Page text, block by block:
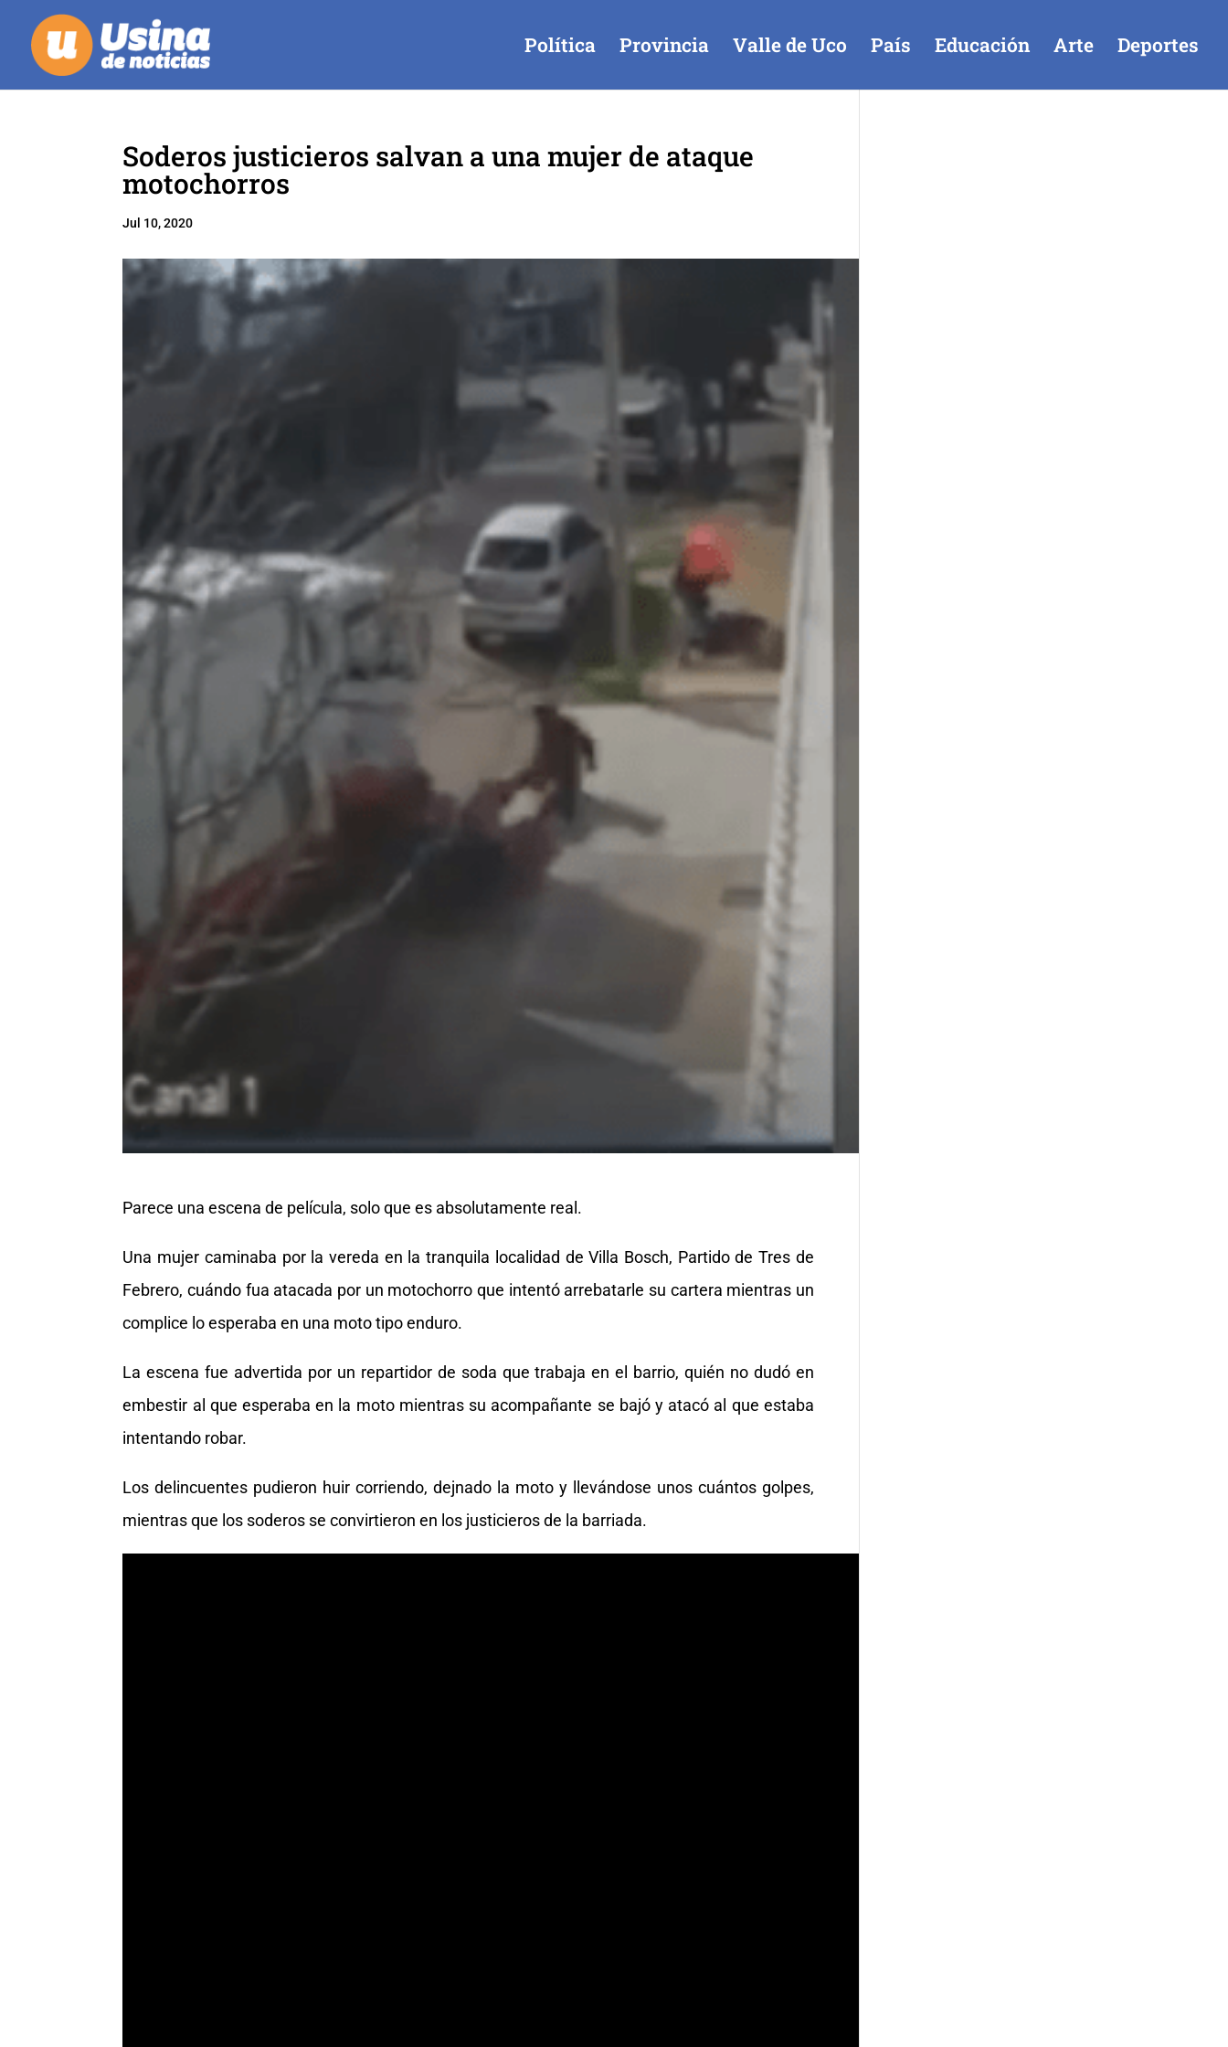
Política Provincia Valle de Uco País Educación Arte Deportes
Soderos justicieros salvan a una mujer de ataque
motochorros
Jul 10, 2020
Parece una escena de película, solo que es absolutamente real.
Una mujer caminaba por la vereda en la tranquila localidad de Villa Bosch, Partido de Tres de
Febrero, cuándo fua atacada por un motochorro que intentó arrebatarle su cartera mientras un
complice lo esperaba en una moto tipo enduro.
La escena fue advertida por un repartidor de soda que trabaja en el barrio, quién no dudó en
embestir al que esperaba en la moto mientras su acompañante se bajó y atacó al que estaba
intentando robar.
Los delincuentes pudieron huir corriendo, dejnado la moto y llevándose unos cuántos golpes,
mientras que los soderos se convirtieron en los justicieros de la barriada.